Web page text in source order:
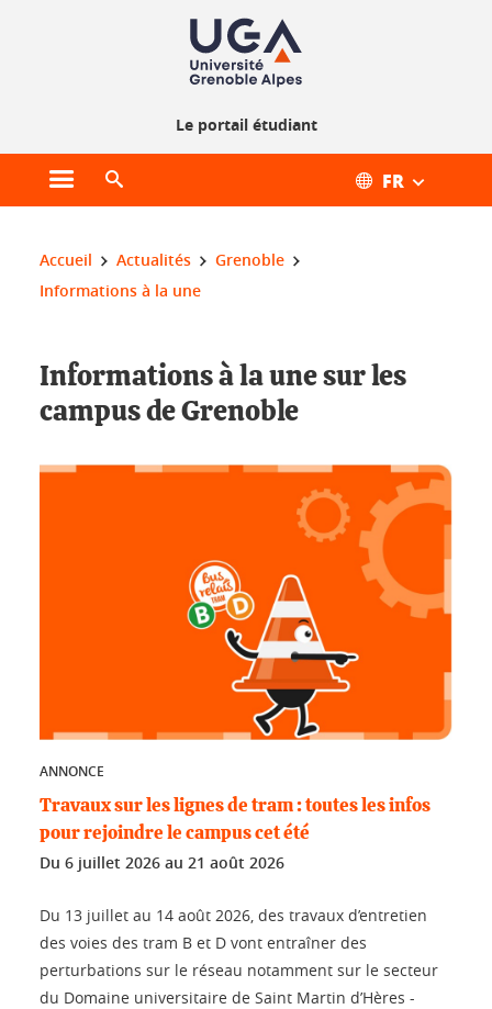
Le portail étudiant
Ouvrir le menu principal FR
Vous êtes ici :
Accueil Actualités
Grenoble
Informations à la une
Informations à la une sur les
campus de Grenoble
ANNONCE
Travaux sur les lignes de tram : toutes les infos
pour rejoindre le campus cet été
Du 6 juillet 2026 au 21 août 2026
Du 13 juillet au 14 août 2026, des travaux d’entretien
des voies des tram B et D vont entraîner des
perturbations sur le réseau notamment sur le secteur
du Domaine universitaire de Saint Martin d’Hères -